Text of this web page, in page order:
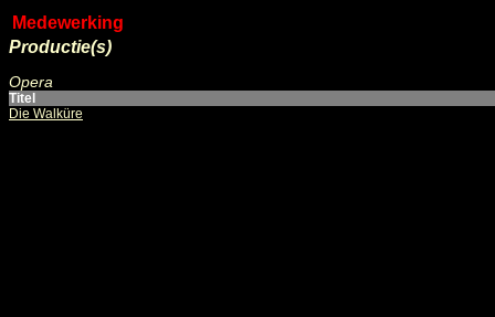
Medewerking
Productie(s)
Opera
Titel
Die Walküre